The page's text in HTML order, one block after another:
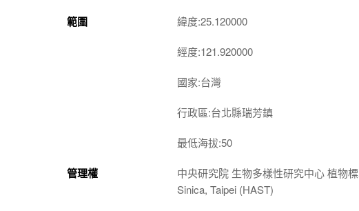
範圍 緯度:25.120000
經度:121.920000
國家:台灣
行政區:台北縣瑞芳鎮
最低海拔:50
管理權
中央研究院 生物多樣性研究中心 植物
Sinica, Taipei (HAST)